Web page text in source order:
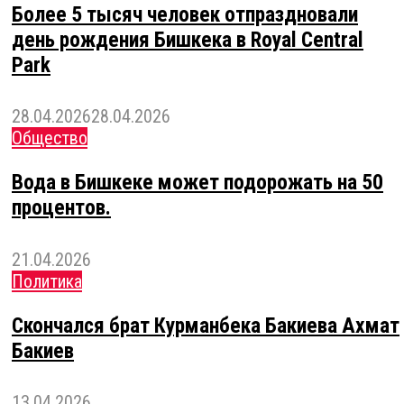
Более 5 тысяч человек отпраздновали
день рождения Бишкека в Royal Central
Park
28.04.202628.04.2026
Общество
Вода в Бишкеке может подорожать на 50
процентов.
21.04.2026
Политика
Скончался брат Курманбека Бакиева Ахмат
Бакиев